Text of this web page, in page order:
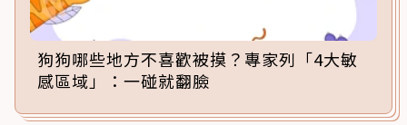
狗狗哪些地方不喜歡被摸？專家列「4大敏
感區域」：一碰就翻臉